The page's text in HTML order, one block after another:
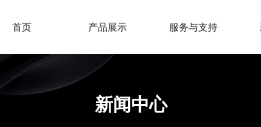
首页 产品展示 服务与支持
新闻中心